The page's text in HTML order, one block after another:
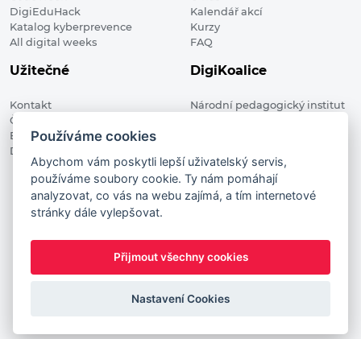
DigiEduHack
Katalog kyberprevence
All digital weeks
Kalendář akcí
Kurzy
FAQ
Užitečné
Kontakt
Členské organizace
Blog
Digitalizace ve vzdělávání
DigiKoalice
Národní pedagogický institut
DigiKoalice 2021. All rights reserved
Vstup do administrace
This project has received funding from the European
Commission Innovation and Networks Executive Agency (now
Commission and the European Commission is not responsible
Používáme cookies
Abychom vám poskytli lepší uživatelský servis,
používáme soubory cookie. Ty nám pomáhají
analyzovat, co vás na webu zajímá, a tím internetové
stránky dále vylepšovat.
Přijmout všechny cookies
Nastavení Cookies